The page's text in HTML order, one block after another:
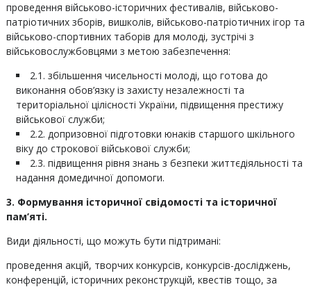
проведення військово-історичних фестивалів, військово-
патріотичних зборів, вишколів, військово-патріотичних ігор та
військово-спортивних таборів для молоді, зустрічі з
військовослужбовцями з метою забезпечення:
2.1. збільшення чисельності молоді, що готова до
виконання обов’язку із захисту незалежності та
територіальної цілісності України, підвищення престижу
військової служби;
2.2. допризовної підготовки юнаків старшого шкільного
віку до строкової військової служби;
2.3. підвищення рівня знань з безпеки життєдіяльності та
надання домедичної допомоги.
3. Формування історичної свідомості та історичної
пам’яті.
Види діяльності, що можуть бути підтримані:
проведення акцій, творчих конкурсів, конкурсів-досліджень,
конференцій, історичних реконструкцій, квестів тощо, за